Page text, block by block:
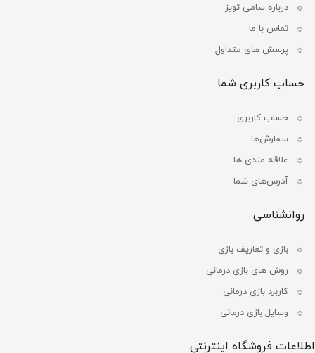
درباره سامی تویز
تماس با ما
پرسش های متداول
حساب کاربری شما
حساب کاربری
سفارش‌ها
علاقه مندی ها
آدرس‌های شما
روانشناسی
بازی و تعاریف بازی
روش های بازی درمانی
کاربرد بازی درمانی
وسایل بازی درمانی
اطلاعات فروشگاه اینترنتی